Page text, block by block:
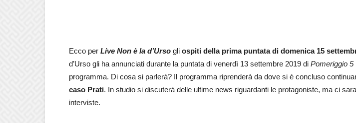
Ecco per Live Non è la d’Urso gli ospiti della prima puntata di domenica 15
d’Urso gli ha annunciati durante la puntata di venerdì 13 settembre 2019 di Pomeriggio 5
programma. Di cosa si parlerà? Il programma riprenderà da dove si è concluso
caso Prati. In studio si discuterà delle ultime news riguardanti le protagoniste, ma ci
interviste.